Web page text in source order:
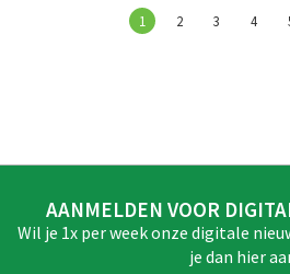
1 2 3 4
AANMELDEN VOOR
Wil je 1x per week onze digitale
je dan hier